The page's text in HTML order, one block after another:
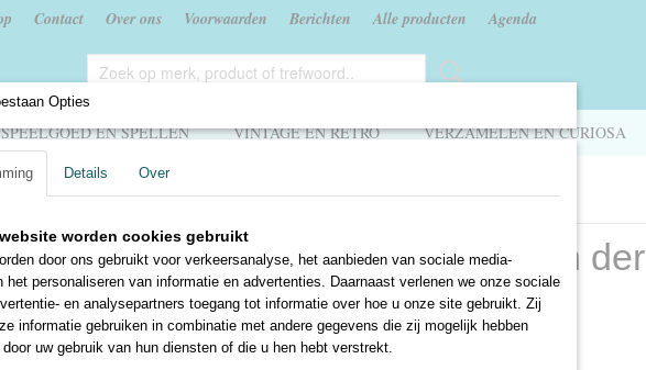
Contact Over ons Voorwaarden Berichten Alle producten Agenda
SPEELGOED EN SPELLEN VINTAGE EN RETRO VERZAMELEN EN CURIOSA
op het eiland - Klaas van der Geest
Onrust op het eiland - Klaas van der
Geest
€ 1,95
Opties
Details Over
worden cookies gebruikt
door ons gebruikt voor verkeersanalyse, het aanbieden van sociale media-
het personaliseren van informatie en advertenties. Daarnaast verlenen we onze sociale
en analysepartners toegang tot informatie over hoe u onze site gebruikt. Zij
informatie gebruiken in combinatie met andere gegevens die zij mogelijk hebben
uw gebruik van hun diensten of die u hen hebt verstrekt.